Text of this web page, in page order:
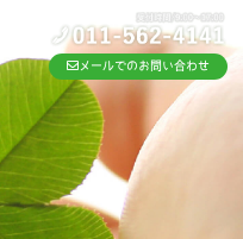
メールでのお問い合わせ